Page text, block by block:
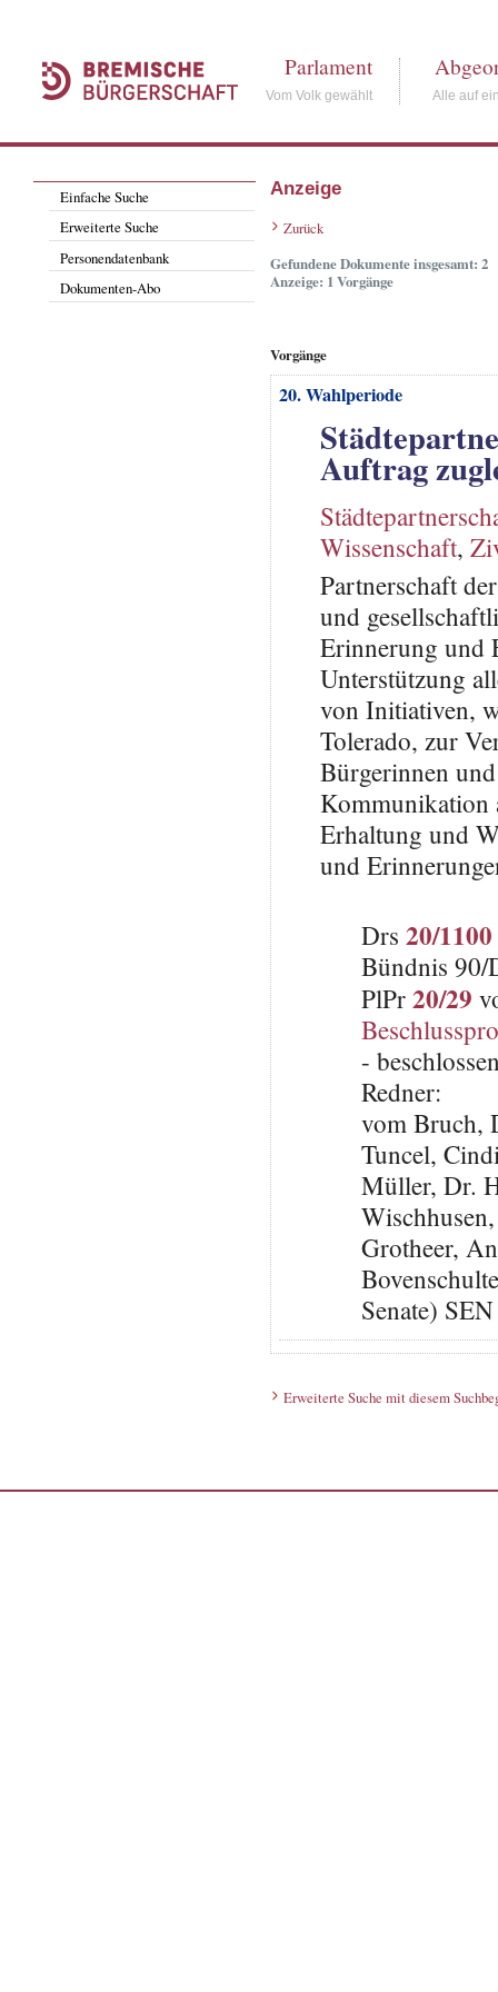
Parlament
Vom Volk gewählt Alle auf
Einfache Suche
Erweiterte Suche
Personendatenbank
Dokumenten-Abo
Anzeige
Zurück
Gefundene Dokumente insgesamt: 2
Anzeige: 1 Vorgänge
Vorgänge
20. Wahlperiode
Auftrag
Wissenschaft,
Partnerschaft
und
Erinnerung und
Unterstützung
von Initiativen,
Tolerado, zur
Bürgerinnen
Kommunikation
Erhaltung und
und
Drs 20/1100
Bündnis
PlPr20/29
-
Redner:
vom Bruch,
Tuncel,
Müller, Dr.
Grotheer,
Senate)
Erweiterte Suche mit diesem